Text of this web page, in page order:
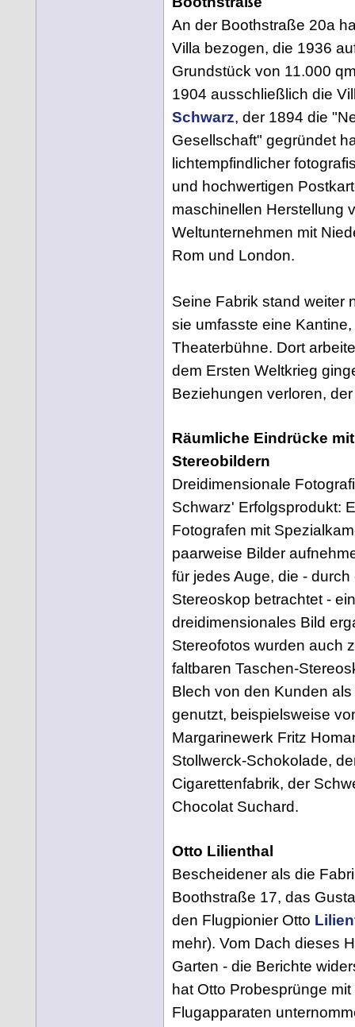
An der Boothstraße 20a
Villa bezogen, die 1936
Grundstück von 11.000
1904 ausschließlich die
Schwarz, der 1894 die
Gesellschaft" gegründet
lichtempfindlicher
und hochwertigen
maschinellen Herstellung
Weltunternehmen mit
Rom und London.
Seine Fabrik stand weiter
sie umfasste eine
Theaterbühne. Dort
dem Ersten Weltkrieg
Beziehungen verloren,
Räumliche Eindrücke mit
Stereobildern
Dreidimensionale
Schwarz' Erfolgsprodukt:
Fotografen mit
paarweise Bilder
für jedes Auge, die - durch
Stereoskop betrachtet - ein
dreidimensionales Bild
Stereofotos wurden auch
faltbaren Taschen-
Blech von den Kunden
genutzt, beispielsweise
Margarinewerk Fritz
Stollwerck-Schokolade,
Cigarettenfabrik, der
Chocolat Suchard.
Otto Lilienthal
Bescheidener als die
Boothstraße 17, das
den Flugpionier Otto
mehr). Vom Dach dieses
Garten - die Berichte
hat Otto Probesprünge
Flugapparaten